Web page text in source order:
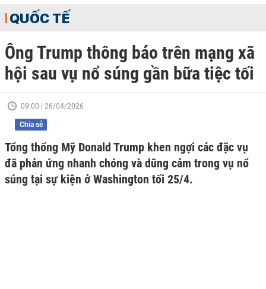
QUỐC TẾ
Ông Trump thông báo trên mạng xã
hội sau vụ nổ súng gần bữa tiệc tối
09:00 | 26/04/2026
Chia sẻ
Tổng thống Mỹ Donald Trump khen ngợi các đặc vụ
đã phản ứng nhanh chóng và dũng cảm trong vụ nổ
súng tại sự kiện ở Washington tối 25/4.